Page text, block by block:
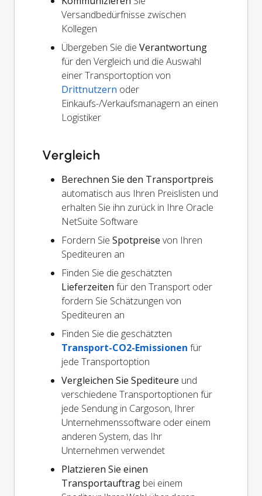
Versandbedürfnisse zwischen
Kollegen
Übergeben Sie die Verantwortung
für den Vergleich und die Auswahl
einer Transportoption von
Drittnutzern oder
Einkaufs-/Verkaufsmanagern an einen
Logistiker
Vergleich
Berechnen Sie den Transportpreis
automatisch aus Ihren Preislisten und
erhalten Sie ihn zurück in Ihre Oracle
NetSuite Software
Fordern Sie Spotpreise von Ihren
Spediteuren an
Finden Sie die geschätzten
Lieferzeiten für den Transport oder
fordern Sie Schätzungen von
Spediteuren an
Finden Sie die geschätzten
Transport-CO2-Emissionen für
jede Transportoption
Vergleichen Sie Spediteure und
verschiedene Transportoptionen für
jede Sendung in Cargoson, Ihrer
Unternehmenssoftware oder einem
anderen System, das Ihr
Unternehmen verwendet
Platzieren Sie einen
Transportauftrag bei einem